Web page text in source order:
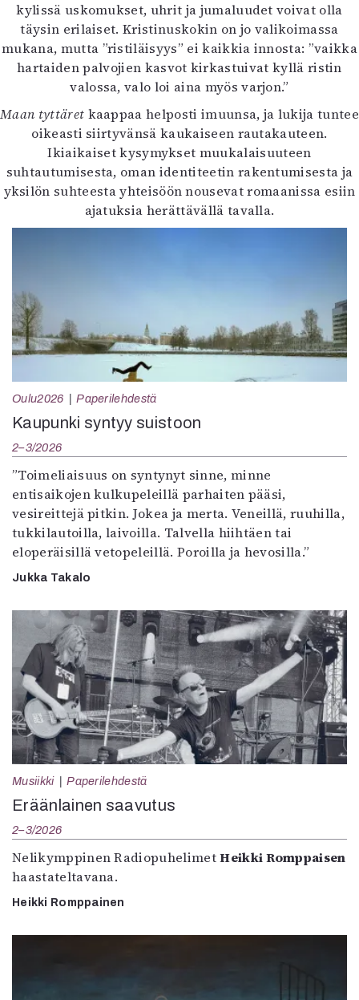
kylissä uskomukset, uhrit ja jumaluudet voivat olla
täysin erilaiset. Kristinuskokin on jo valikoimassa
mukana, mutta ”ristiläisyys” ei kaikkia innosta: ”vaikka
hartaiden palvojien kasvot kirkastuivat kyllä ristin
valossa, valo loi aina myös varjon.”
Maan tyttäret kaappaa helposti imuunsa, ja lukija tuntee
oikeasti siirtyvänsä kaukaiseen rautakauteen.
Ikiaikaiset kysymykset muukalaisuuteen
suhtautumisesta, oman identiteetin rakentumisesta ja
yksilön suhteesta yhteisöön nousevat romaanissa esiin
ajatuksia herättävällä tavalla.
Oulu2026 Paperilehdestä
Kaupunki syntyy suistoon
2–3/2026
”Toimeliaisuus on syntynyt sinne, minne
entisaikojen kulkupeleillä parhaiten pääsi,
vesireittejä pitkin. Jokea ja merta. Veneillä, ruuhilla,
tukkilautoilla, laivoilla. Talvella hiihtäen tai
eloperäisillä vetopeleillä. Poroilla ja hevosilla.”
Jukka Takalo
Musiikki Paperilehdestä
Eräänlainen saavutus
2–3/2026
Nelikymppinen RadiopuhelimetHeikki Romppaisen
haastateltavana.
Heikki Romppainen